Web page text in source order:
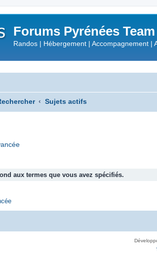
Forums Pyrénées
Randos | Hébergement | Accompagnement |
Sujets actifs
aux termes que vous avez spécifiés.